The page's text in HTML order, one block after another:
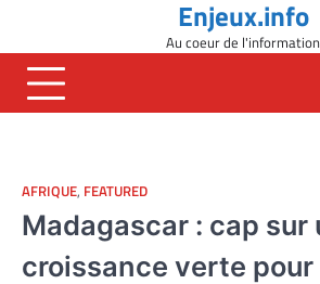
content
Enjeux.info
Au coeur de l'information
AFRIQUE, FEATURED
Madagascar : cap sur
croissance verte pour